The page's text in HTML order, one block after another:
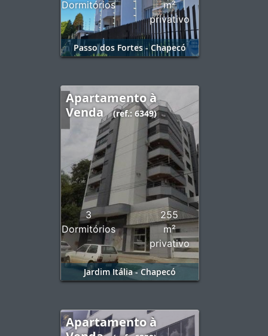
Dormitórios
m²
privativo
Passo dos Fortes - Chapecó
Apartamento à
Venda
(ref.: 6349)
3
Dormitórios
255
m²
privativo
Jardim Itália - Chapecó
Apartamento à